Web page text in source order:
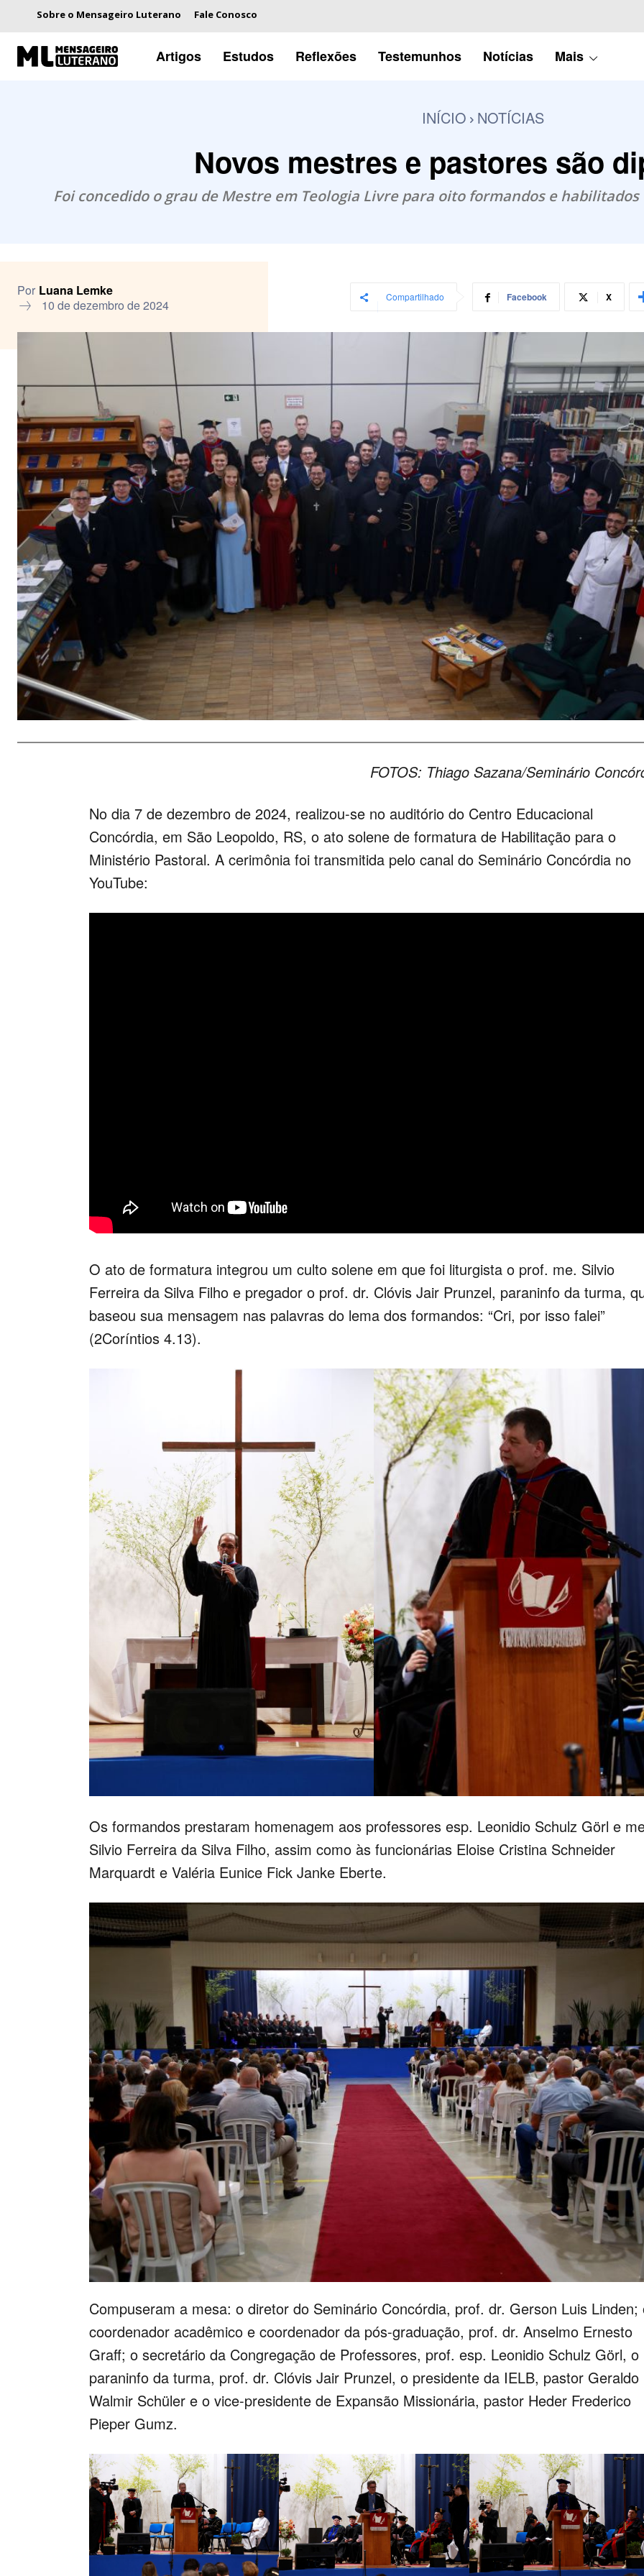
Sobre o Mensageiro Luterano Fale Conosco
Artigos Estudos Reflexões Testemunhos Notícias Mais
INÍCIO NOTÍCIAS
Novos mestres e pastores são
Foi concedido o grau de Mestre em Teologia Livre para oito formandos e
Por Luana Lemke
10 de dezembro de 2024
Compartilhado Facebook X
FOTOS: Thiago Sazana/Seminário
No dia 7 de dezembro de 2024, realizou-se no auditório do Centro Educacional
Concórdia, em São Leopoldo, RS, o ato solene de formatura de Habilitação para o
Ministério Pastoral. A cerimônia foi transmitida pelo canal do Seminário Concórdia no
YouTube:
O ato de formatura integrou um culto solene em que foi liturgista o prof. me. Silvio
Ferreira da Silva Filho e pregador o prof. dr. Clóvis Jair Prunzel, paraninfo da turma,
baseou sua mensagem nas palavras do lema dos formandos: “Cri, por isso falei”
(2Coríntios 4.13).
Os formandos prestaram homenagem aos professores esp. Leonidio Schulz Görl e
Silvio Ferreira da Silva Filho, assim como às funcionárias Eloise Cristina Schneider
Marquardt e Valéria Eunice Fick Janke Eberte.
Compuseram a mesa: o diretor do Seminário Concórdia, prof. dr. Gerson Luis Linden;
coordenador acadêmico e coordenador da pós-graduação, prof. dr. Anselmo Ernesto
Graff; o secretário da Congregação de Professores, prof. esp. Leonidio Schulz Görl, o
paraninfo da turma, prof. dr. Clóvis Jair Prunzel, o presidente da IELB, pastor Geraldo
Walmir Schüler e o vice-presidente de Expansão Missionária, pastor Heder Frederico
Pieper Gumz.